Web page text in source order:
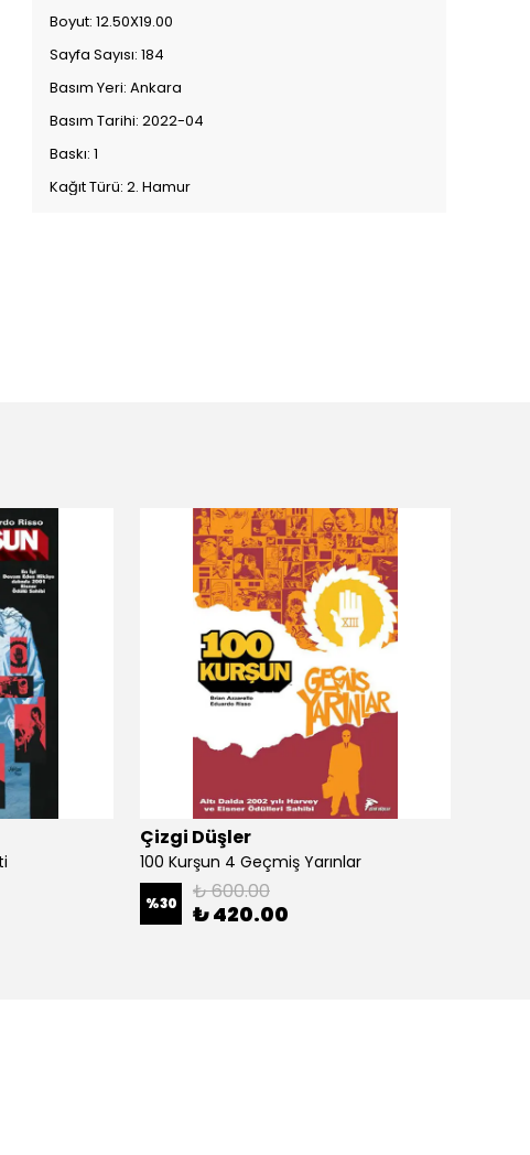
Boyut: 12.50X19.00
Sayfa Sayısı: 184
Basım Yeri: Ankara
Basım Tarihi: 2022-04
Baskı: 1
Kağıt Türü: 2. Hamur
Çizgi Düşler
100 Kurşun 4 Geçmiş Yarınlar
%30 ₺ 600.00
₺ 420.00